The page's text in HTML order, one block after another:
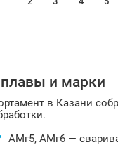
и марки
в Казани
АМг5, АМг6 —